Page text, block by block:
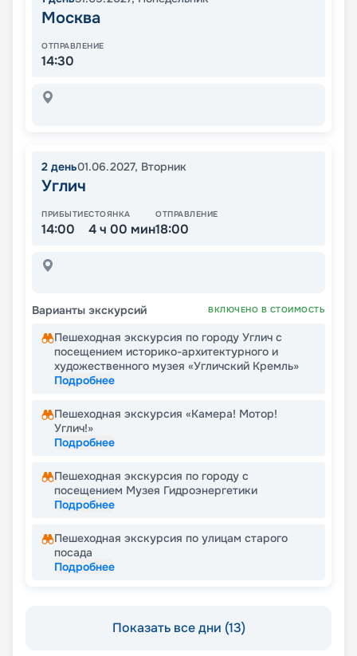
Москва
ОТПРАВЛЕНИЕ
14:30
2 день01.06.2027, Вторник
Углич
ПРИБЫТИЕ
14:00
СТОЯНКА
4 ч 00 мин
ОТПРАВЛЕНИЕ
18:00
Варианты экскурсий ВКЛЮЧЕНО В СТОИМОСТЬ
Пешеходная экскурсия по городу Углич с
посещением историко-архитектурного и
художественного музея «Угличский Кремль»
Подробнее
Пешеходная экскурсия «Камера! Мотор!
Углич!»
Подробнее
Пешеходная экскурсия по городу с
посещением Музея Гидроэнергетики
Подробнее
Пешеходная экскурсия по улицам старого
посада
Подробнее
Показать все дни (13)